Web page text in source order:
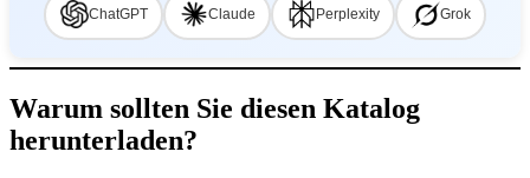
ChatGPT Claude Perplexity Grok
Warum sollten Sie diesen Katalog
herunterladen?